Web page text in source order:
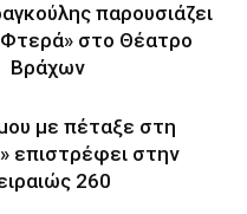
παρουσιάζει
Φτερά» στο Θέατρο
Βράχων
με πέταξε στη
επιστρέφει στην
260